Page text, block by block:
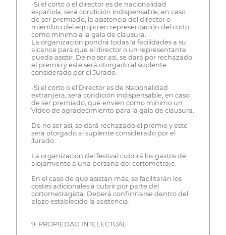
-Si el corto o el director es de nacionalidad
española, será condición indispensable, en caso
de ser premiado, la asistencia del director o
miembro del equipo en representación del corto
como mínimo a la gala de clausura.
La organización pondrá todas la facilidades a su
alcance para que el director o un representante
pueda asistir. De no ser así, se dará por rechazado
el premio y este será otorgado al suplente
considerado por el Jurado.
-Si el corto o el Director es de Nacionalidad
extranjera, será condición indispensable, en caso
de ser premiado, que envíen como mínimo un
Vídeo de agradecimiento para la gala de clausura.
De no ser así, se dará rechazado el premio y este
será otorgado al suplente considerado por el
Jurado.
La organización del festival cubrirá los gastos de
alojamiento a una persona del cortometraje.
En el caso de que asistan más, se facilitarán los
costes adicionales a cubrir por parte del
cortometragista. Deberá confirmarse dentro del
plazo establecido la asistencia.
9. PROPIEDAD INTELECTUAL